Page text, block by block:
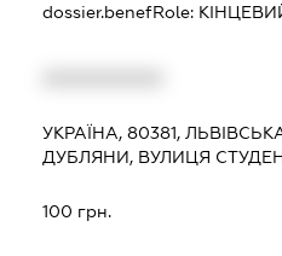
dossier.benefRole:
УКРАЇНА, 80381,
ДУБЛЯНИ, ВУЛИЦЯ
100 грн.